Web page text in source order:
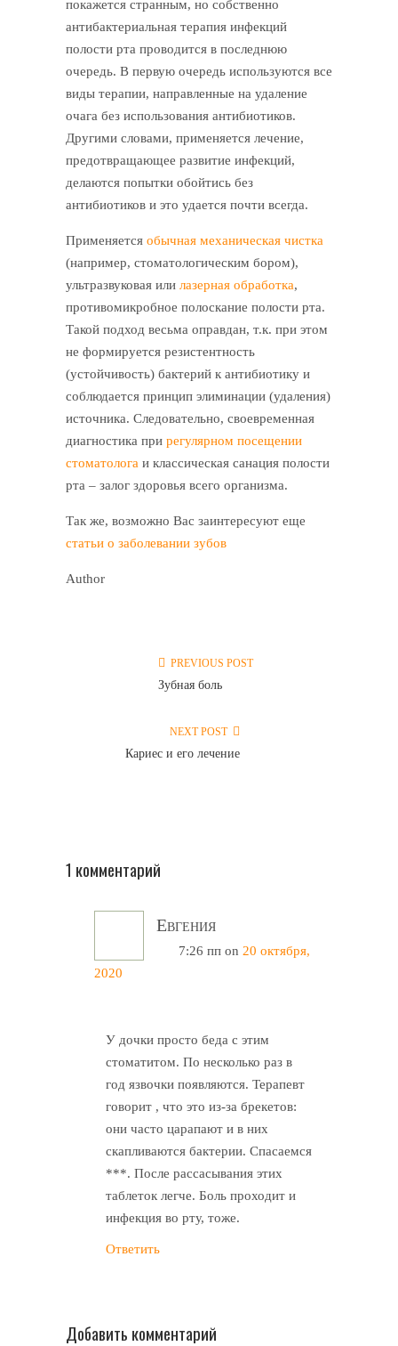
покажется странным, но собственно
антибактериальная терапия инфекций
полости рта проводится в последнюю
очередь. В первую очередь используются все
виды терапии, направленные на удаление
очага без использования антибиотиков.
Другими словами, применяется лечение,
предотвращающее развитие инфекций,
делаются попытки обойтись без
антибиотиков и это удается почти всегда.
Применяется обычная механическая чистка
(например, стоматологическим бором),
ультразвуковая или лазерная обработка,
противомикробное полоскание полости рта.
Такой подход весьма оправдан, т.к. при этом
не формируется резистентность
(устойчивость) бактерий к антибиотику и
соблюдается принцип элиминации (удаления)
источника. Следовательно, своевременная
диагностика при регулярном посещении
стоматолога и классическая санация полости
рта – залог здоровья всего организма.
Так же, возможно Вас заинтересуют еще
статьи о заболевании зубов
Author
PREVIOUS POST
Зубная боль
NEXT POST
Кариес и его лечение
1 комментарий
Евгения
7:26 пп on 20 октября,
2020
У дочки просто беда с этим
стоматитом. По несколько раз в
год язвочки появляются. Терапевт
говорит , что это из-за брекетов:
они часто царапают и в них
скапливаются бактерии. Спасаемся
***. После рассасывания этих
таблеток легче. Боль проходит и
инфекция во рту, тоже.
Ответить
Добавить комментарий